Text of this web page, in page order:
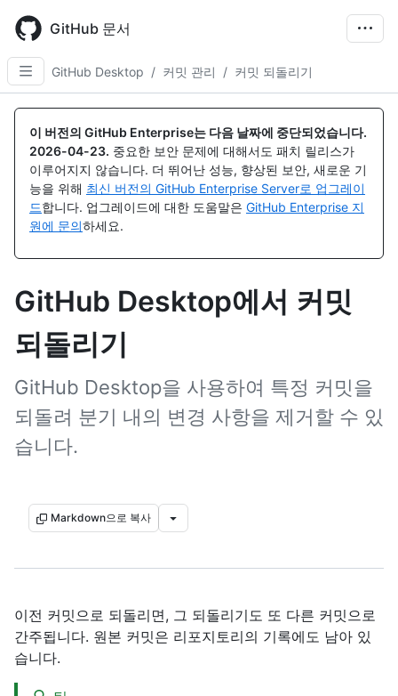
main
content
GitHub 문서
GitHub Desktop / 커밋 관리 / 커밋 되돌리기
이 버전의 GitHub Enterprise는 다음 날짜에 중단되었습니다.
2026-04-23. 중요한 보안 문제에 대해서도 패치 릴리스가
이루어지지 않습니다. 더 뛰어난 성능, 향상된 보안, 새로운 기
능을 위해 최신 버전의 GitHub Enterprise Server로 업그레이
드합니다. 업그레이드에 대한 도움말은 GitHub Enterprise 지
원에 문의하세요.
GitHub Desktop에서 커밋
되돌리기
GitHub Desktop을 사용하여 특정 커밋을
되돌려 분기 내의 변경 사항을 제거할 수 있
습니다.
Markdown으로 복사
이전 커밋으로 되돌리면, 그 되돌리기도 또 다른 커밋으로
간주됩니다. 원본 커밋은 리포지토리의 기록에도 남아 있
습니다.